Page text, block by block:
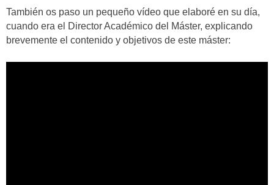
También os paso un pequeño vídeo que elaboré en su día,
cuando era el Director Académico del Máster, explicando
brevemente el contenido y objetivos de este máster: